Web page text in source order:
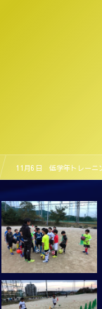
11月6日 低学年トレーニ